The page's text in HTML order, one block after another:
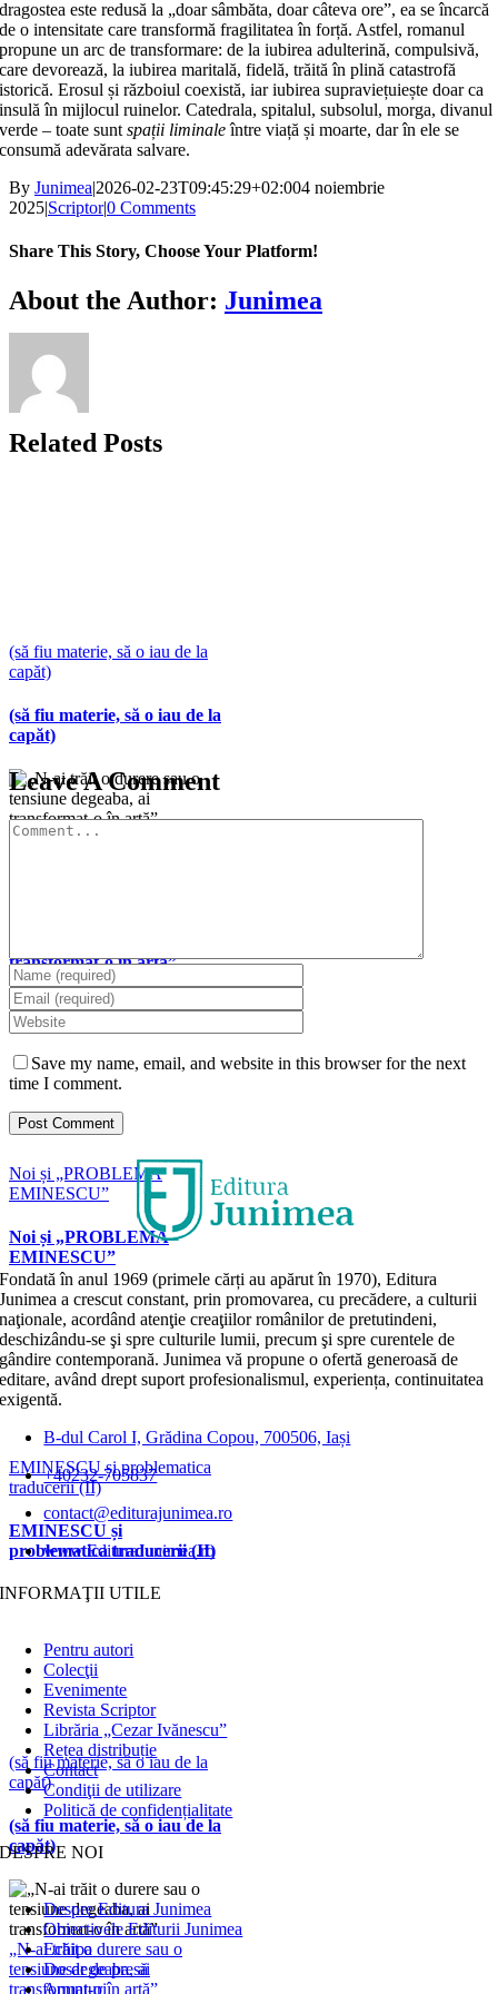
dragostea este redusă la „doar sâmbăta, doar câteva ore”, ea se încarcă
de o intensitate care transformă fragilitatea în forță. Astfel, romanul
propune un arc de transformare: de la iubirea adulterină, compulsivă,
care devorează, la iubirea maritală, fidelă, trăită în plină catastrofă
istorică. Erosul și războiul coexistă, iar iubirea supraviețuiește doar ca
insulă în mijlocul ruinelor. Catedrala, spitalul, subsolul, morga, divanul
verde – toate suntspații liminaleîntre viață și moarte, dar în ele se
consumă adevărata salvare.
By Junimea|2026-02-23T09:45:29+02:004 noiembrie
2025|Scriptor|0 Comments
Share This Story, Choose Your Platform!
Facebook
X
Bluesky
Reddit
LinkedIn
WhatsApp
Telegram
Tumblr
Xing
Email
Copy
Link
About the Author: Junimea
Related Posts
(să fiu materie, să o iau de la
capăt)
(să fiu materie, să o iau de la
capăt)
„N-ai trăit o durere sau o
transformat-o în artă”
Noi și „PROBLEMA
EMINESCU”
Noi și „PROBLEMA
EMINESCU”
EMINESCU și problematica
traducerii (II)
EMINESCU și
problematica traducerii (II)
(să fiu materie, să o iau de la
capăt)
(să fiu materie, să o iau de la
capăt)
„N-ai trăit o durere sau o
tensiune degeaba, ai
transformat-o în artă”
Leave A Comment
Comment
Save my name, email, and website in this browser for the next
time I comment.
Fondată în anul 1969 (primele cărți au apărut în 1970), Editura
Junimea a crescut constant, prin promovarea, cu precădere, a culturii
naţionale, acordând atenţie creaţiilor românilor de pretutindeni,
deschizându-se şi spre culturile lumii, precum şi spre curentele de
gândire contemporană. Junimea vă propune o ofertă generoasă de
editare, având drept suport profesionalismul, experiența, continuitatea
exigentă.
B-dul Carol I, Grădina Copou, 700506, Iași
+40232-705837
contact@editurajunimea.ro
www.EdituraJunimea.ro
INFORMAŢII UTILE
Pentru autori
Colecţii
Evenimente
Revista Scriptor
Librăria „Cezar Ivănescu”
Rețea distribuție
Contact
Condiţii de utilizare
Politică de confidențialitate
DESPRE NOI
Despre Editura Junimea
Obiectivele Editurii Junimea
Echipa
Dosar de presă
Anunţuri